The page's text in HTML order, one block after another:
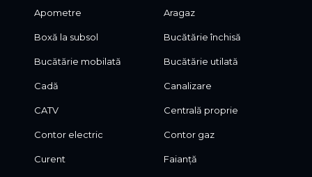
Apometre Aragaz
Boxă la subsol Bucătărie închisă
Bucătărie mobilată Bucătărie utilată
Cadă Canalizare
CATV Centrală proprie
Contor electric Contor gaz
Curent Faianță